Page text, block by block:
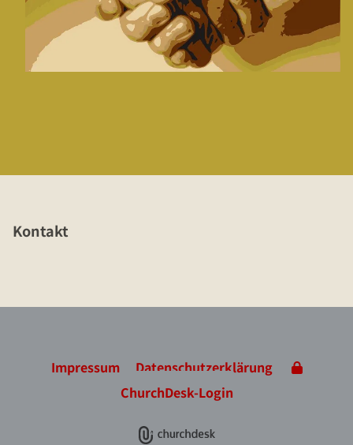
Kontakt
Impressum
Datenschutzerklärung
ChurchDesk-Login